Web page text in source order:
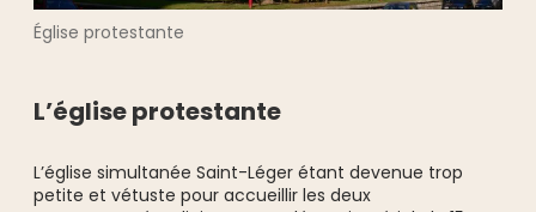
Église protestante
L’église protestante
L’église simultanée Saint-Léger étant devenue trop
petite et vétuste pour accueillir les deux